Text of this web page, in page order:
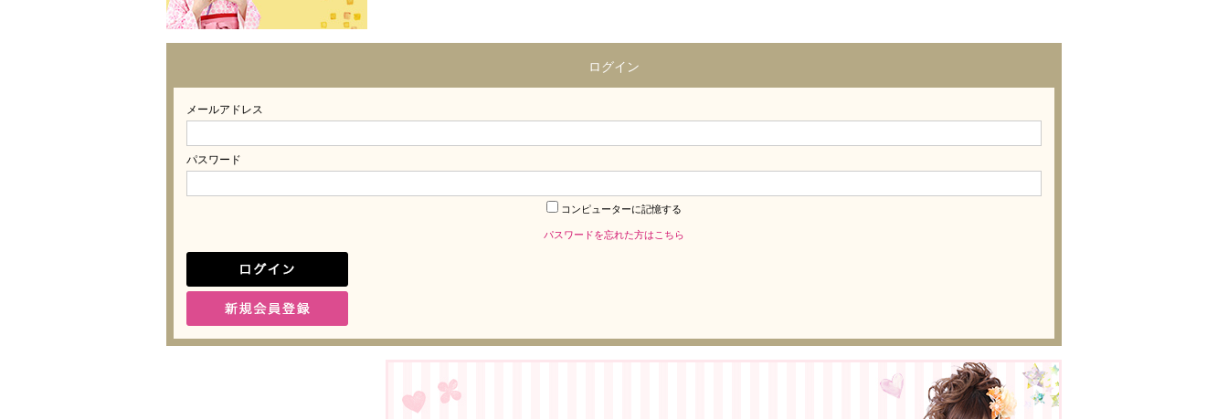
ログイン
メールアドレス
パスワード
コンピューターに記憶する
パスワードを忘れた方はこちら